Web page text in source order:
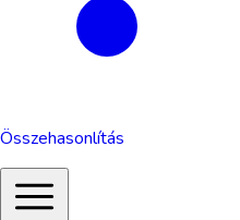
Összehasonlítás